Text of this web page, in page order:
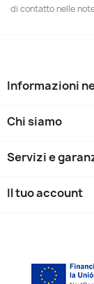
di contatto nelle
Informazioni
Chi siamo
Servizi e
Il tuo account